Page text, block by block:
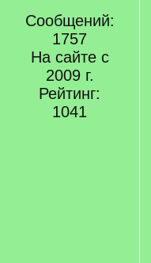
Сообщений:
1757
На сайте с
2009 г.
Рейтинг:
1041